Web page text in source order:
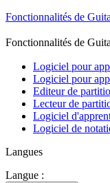
Fonctionnalités de
Fonctionnalités de
Logiciel pour
Logiciel pour
Editeur de
Lecteur de
Logiciel
Logiciel de
Langues
Langue :